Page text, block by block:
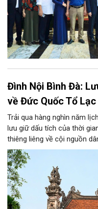
Đình Nội Bình Đà:
về Đức Quốc Tổ
Trải qua hàng nghìn năm
lưu giữ dấu tích của thời
thiêng liêng về cội nguồn
không chỉ là ngôi đình cổ
thơ, với những mùa lễ hội
về vùng đất thờ Đức Quốc
dân tộc Việt Nam.